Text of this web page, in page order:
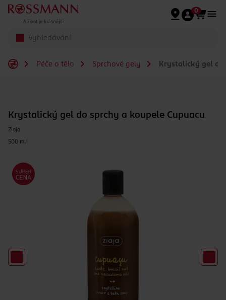
Přeskočit na hlavmní obsah
0
Péče o tělo Sprchové gely Krystalický gel do
Krystalický gel do sprchy a koupele Cupuacu
Ziaja
500 ml